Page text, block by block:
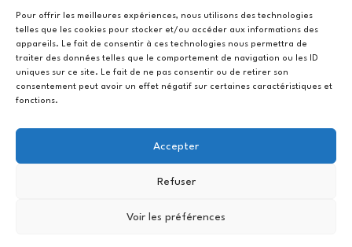
Pour offrir les meilleures expériences, nous utilisons des technologies
telles que les cookies pour stocker et/ou accéder aux informations des
appareils. Le fait de consentir à ces technologies nous permettra de
traiter des données telles que le comportement de navigation ou les ID
uniques sur ce site. Le fait de ne pas consentir ou de retirer son
consentement peut avoir un effet négatif sur certaines caractéristiques et
fonctions.
Accepter
Refuser
Voir les préférences
Politique de cookies (UE)